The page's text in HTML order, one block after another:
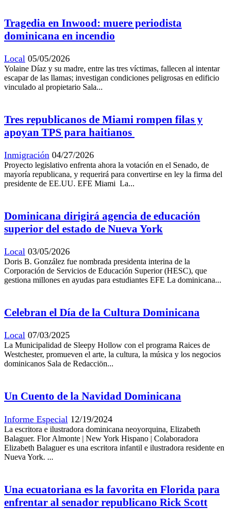
Tragedia en Inwood: muere periodista
dominicana en incendio
Local 05/05/2026
Yolaine Díaz y su madre, entre las tres víctimas, fallecen al intentar
escapar de las llamas; investigan condiciones peligrosas en edificio
vinculado al propietario Sala...
Tres republicanos de Miami rompen filas y
apoyan TPS para haitianos
Inmigración 04/27/2026
Proyecto legislativo enfrenta ahora la votación en el Senado, de
mayoría republicana, y requerirá para convertirse en ley la firma del
presidente de EE.UU. EFE Miami La...
Dominicana dirigirá agencia de educación
superior del estado de Nueva York
Local 03/05/2026
Doris B. González fue nombrada presidenta interina de la
Corporación de Servicios de Educación Superior (HESC), que
gestiona millones en ayudas para estudiantes EFE La dominicana...
Celebran el Día de la Cultura Dominicana
Local 07/03/2025
La Municipalidad de Sleepy Hollow con el programa Raices de
Westchester, promueven el arte, la cultura, la música y los negocios
dominicanos Sala de Redacciön...
Un Cuento de la Navidad Dominicana
Informe Especial 12/19/2024
La escritora e ilustradora dominicana neoyorquina, Elizabeth
Balaguer. Flor Almonte | New York Hispano | Colaboradora
Elizabeth Balaguer es una escritora infantil e ilustradora residente en
Nueva York. ...
Una ecuatoriana es la favorita en Florida para
enfrentar al senador republicano Rick Scott